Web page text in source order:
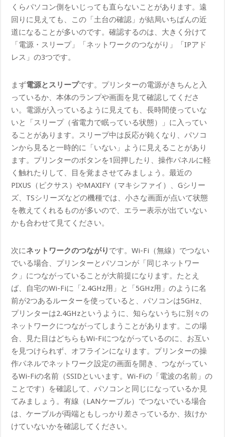
くらパソコン側をいじっても直らないことがあります。遠
回りに見えても、この「土台の確認」が結局いちばんの近
道になることが多いのです。確認するのは、大きく分けて
「電源・スリープ」「ネットワークのつながり」「IPアド
レス」の3つです。
まず電源とスリープです。プリンターの電源がきちんと入
っているか、本体のランプや画面を見て確認してくださ
い。電源が入っているように見えても、長時間使っていな
いと「スリープ（省電力で眠っている状態）」に入ってい
ることがあります。スリープ中は反応が鈍くなり、パソコ
ンから見ると一時的に「いない」ように見えることがあり
ます。プリンターのボタンを1回押したり、操作パネルに軽
く触れたりして、目を覚まさせてみましょう。最近の
PIXUS（ピクサス）やMAXIFY（マキシファイ）、Gシリー
ズ、TSシリーズなどの機種では、小さな画面が点いて状態
を教えてくれるものが多いので、エラー表示が出ていない
かも合わせて見てください。
次にネットワークのつながり です。Wi-Fi（無線）でつない
でいる場合、プリンターとパソコンが「同じネットワー
ク」につながっていることが大前提になります。たとえ
ば、自宅のWi-Fiに「2.4GHz用」と「5GHz用」のように名
前が2つあるルーターを使っていると、パソコンは5GHz、
プリンターは2.4GHzというように、知らないうちに別々の
ネットワークにつながってしまうことがあります。この場
合、見た目はどちらもWi-Fiにつながっているのに、お互い
を見つけられず、オフラインになります。プリンターの操
作パネルでネットワーク設定の画面を開き、つながってい
るWi-Fiの名前（SSIDといいます。Wi-Fiの「電波の名前」の
ことです）を確認して、パソコンと同じになっているか見
てみましょう。有線（LANケーブル）でつないでいる場合
は、ケーブルが両端ともしっかり差さっているか、抜けか
けていないかを確認してください。